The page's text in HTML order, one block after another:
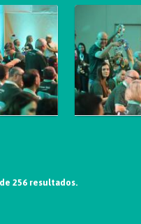
256 resultados.